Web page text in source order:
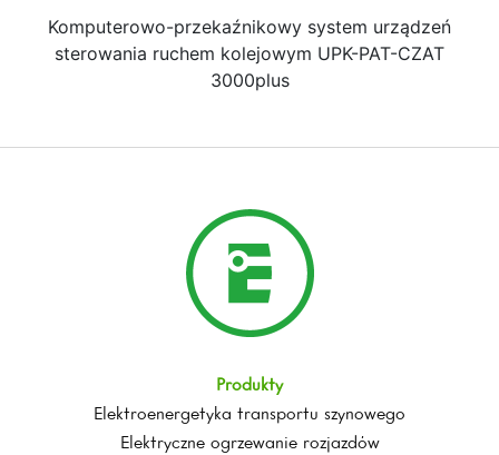
Komputerowo-przekaźnikowy system urządzeń
sterowania ruchem kolejowym UPK-PAT-CZAT
3000plus
Produkty
Elektroenergetyka transportu szynowego
Elektryczne ogrzewanie rozjazdów